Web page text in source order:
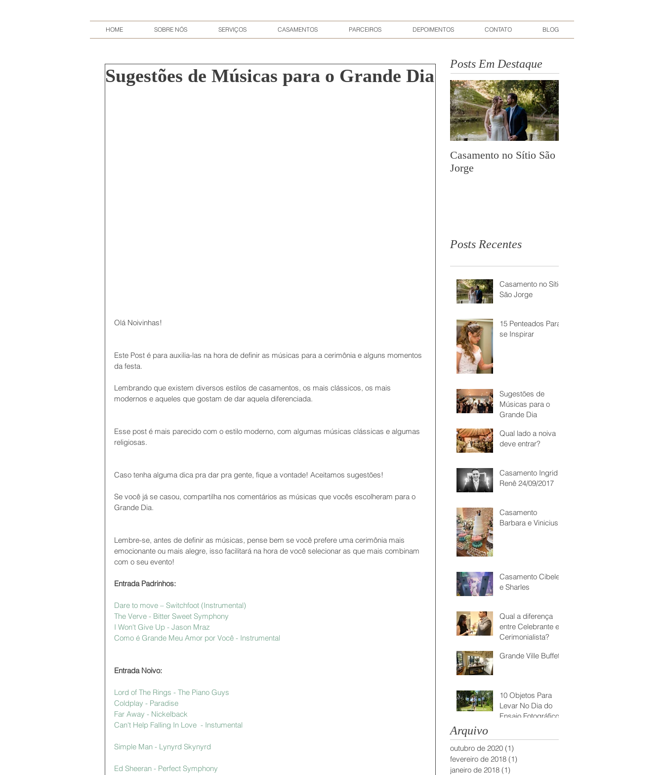
HOME SOBRE NÓS SERVIÇOS CASAMENTOS PARCEIROS DEPOIMENTOS CONTATO BLOG
Sugestões de Músicas para o Grande Dia
Olá Noivinhas!
Este Post é para auxilia-las na hora de definir as músicas para a cerimônia e alguns momentos
da festa.
Lembrando que existem diversos estilos de casamentos, os mais clássicos, os mais
modernos e aqueles que gostam de dar aquela diferenciada.
Esse post é mais parecido com o estilo moderno, com algumas músicas clássicas e algumas
religiosas.
Caso tenha alguma dica pra dar pra gente, fique a vontade! Aceitamos sugestões!
Se você já se casou, compartilha nos comentários as músicas que vocês escolheram para o
Grande Dia.
Lembre-se, antes de definir as músicas, pense bem se você prefere uma cerimônia mais
emocionante ou mais alegre, isso facilitará na hora de você selecionar as que mais combinam
com o seu evento!
Entrada Padrinhos:
Dare to move – Switchfoot (Instrumental)
The Verve - Bitter Sweet Symphony
I Won't Give Up - Jason Mraz
Como é Grande Meu Amor por Você - Instrumental
Entrada Noivo:
Lord of The Rings - The Piano Guys
Coldplay - Paradise
Far Away - Nickelback
Can't Help Falling In Love  - Instumental
Simple Man - Lynyrd Skynyrd
Ed Sheeran - Perfect Symphony
Posts Em Destaque
Casamento no Sítio São
Jorge
Posts Recentes
Casamento no Sítio
São Jorge
15 Penteados Para
se Inspirar
Sugestões de
Músicas para o
Grande Dia
Qual lado a noiva
deve entrar?
Casamento Ingrid &
Renê 24/09/2017
Casamento
Barbara e Vinicius
Casamento Cibele
e Sharles
Qual a diferença
entre Celebrante e
Cerimonialista?
Grande Ville Buffet
10 Objetos Para
Levar No Dia do
Ensaio Fotográfico
Arquivo
outubro de 2020 (1)
fevereiro de 2018 (1)
janeiro de 2018 (1)